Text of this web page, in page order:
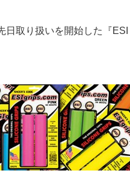
日取り扱いを開始した『ESI